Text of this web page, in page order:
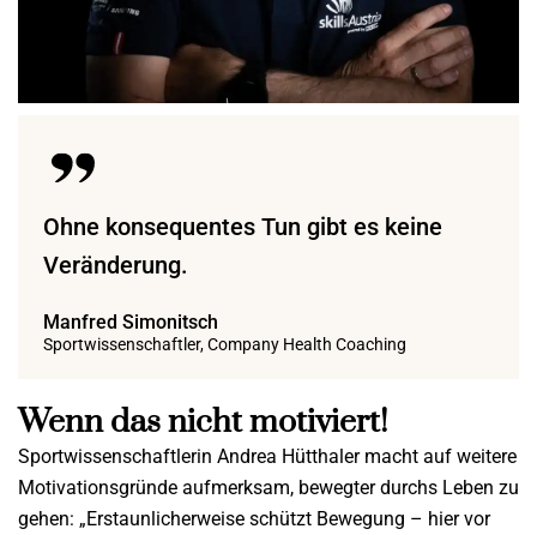
Ohne konsequentes Tun gibt es keine
Veränderung.
Manfred Simonitsch
Sportwissenschaftler, Company Health Coaching
Wenn das nicht motiviert!
Sportwissenschaftlerin Andrea Hütthaler macht auf weitere
Motivationsgründe aufmerksam, bewegter durchs Leben zu
gehen: „Erstaunlicherweise schützt Bewegung – hier vor